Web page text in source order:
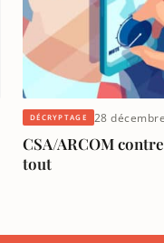
DÉCRYPTAGE 28
CSA/ARCOM
tout